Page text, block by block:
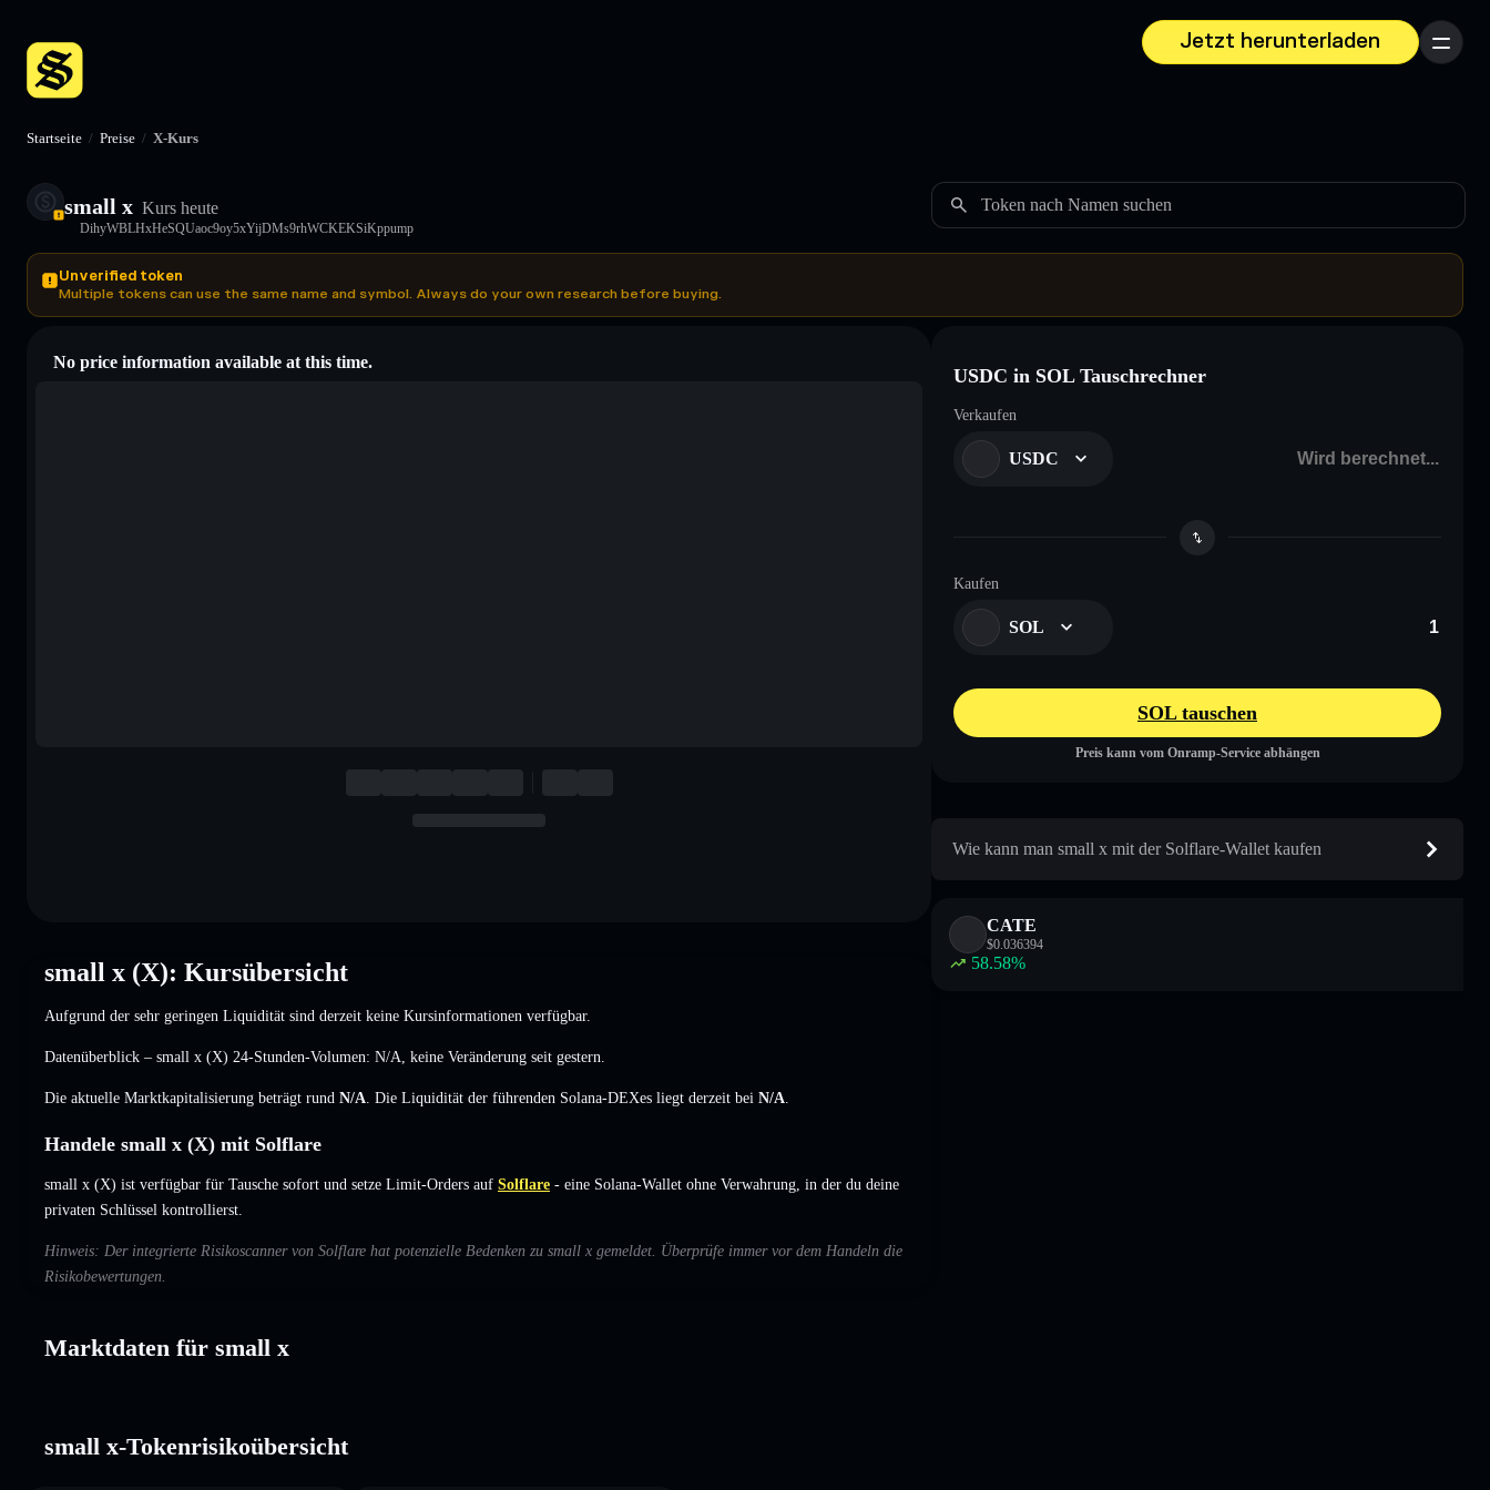
Jetzt herunterladen
Menü
Startseite / Preise / X-Kurs
small x Kurs heute
DihyWBLHxHeSQUaoc9oy5xYijDMs9rhWCKEKSiKppump
Token nach Namen suchen
Unverified token
Multiple tokens can use the same name and symbol. Always do your own research before buying.
No price information available at this time.
small x (X): Kursübersicht
Aufgrund der sehr geringen Liquidität sind derzeit keine Kursinformationen verfügbar.
Datenüberblick – small x (X) 24-Stunden-Volumen: N/A keine Veränderung seit gestern.
Die aktuelle Marktkapitalisierung beträgt rund N/A . Die Liquidität der führenden Solana-DEXes liegt derzeit bei N/A
Handele small x (X) mit Solflare
small x (X) ist verfügbar für Tausche sofort und setze Limit-Orders auf Solflare - eine Solana-Wallet ohne Verwahrung, in der du deine
privaten Schlüssel kontrollierst.
Hinweis: Der integrierte Risikoscanner von Solflare hat potenzielle Bedenken zu small x gemeldet. Überprüfe immer vor dem Handeln die
Risikobewertungen.
Marktdaten für small x
small x-Tokenrisikoübersicht
USDC in SOL Tauschrechner
Verkaufen
USDC
Kaufen
SOL
SOL tauschen
Preis kann vom Onramp-Service abhängen
Wie kann man small x mit der Solflare-Wallet kaufen
CATE
$0.036394
58.58%